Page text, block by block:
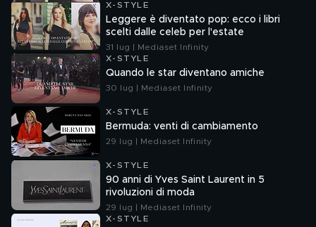
X-STYLE
Leggere è diventato pop: ecco i libri
scelti dalle celeb per l'estate
31 lug | Mediaset Infinity
X-STYLE
Quando le star diventano amiche
30 lug | Mediaset Infinity
X-STYLE
Bermuda: venti di cambiamento
29 lug | Mediaset Infinity
X-STYLE
90 anni di Yves Saint Laurent in 5
rivoluzioni di moda
29 lug | Mediaset Infinity
X-STYLE